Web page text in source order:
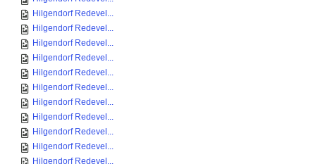
Hilgendorf Redevel...
Hilgendorf Redevel...
Hilgendorf Redevel...
Hilgendorf Redevel...
Hilgendorf Redevel...
Hilgendorf Redevel...
Hilgendorf Redevel...
Hilgendorf Redevel...
Hilgendorf Redevel...
Hilgendorf Redevel...
Hilgendorf Redevel...